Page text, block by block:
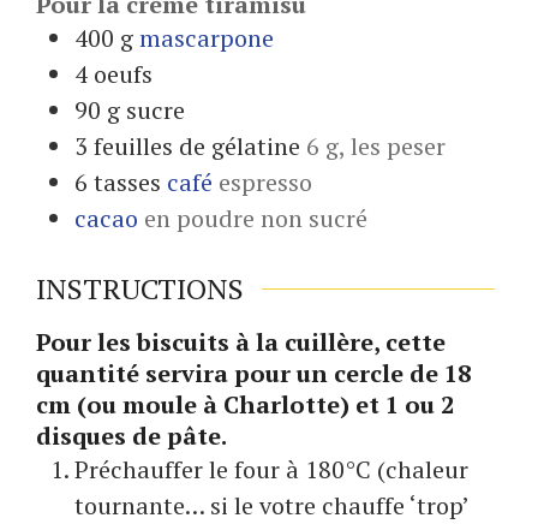
400 gmascarpone
4 oeufs
90 g sucre
3 feuilles de gélatine 6 g, les peser
6 tasses café espresso
cacao en poudre non sucré
INSTRUCTIONS
Pour les biscuits à la cuillère, cette
quantité servira pour un cercle de 18
cm (ou moule à Charlotte) et 1 ou 2
disques de pâte.
Préchauffer le four à 180°C (chaleur
tournante… si le votre chauffe ‘trop’